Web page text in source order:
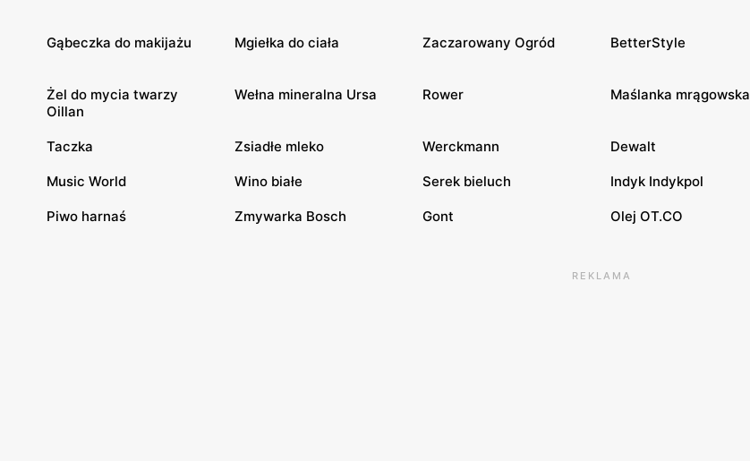
Gąbeczka do makijażu Mgiełka do ciała Zaczarowany Ogród BetterStyle
Żel do mycia twarzy
Oillan
Wełna mineralna Ursa Rower Maślanka mrągowska
Taczka Zsiadłe mleko Werckmann Dewalt
Music World Wino białe Serek bieluch Indyk Indykpol
Piwo harnaś Zmywarka Bosch Gont Olej OT.CO
REKLAMA